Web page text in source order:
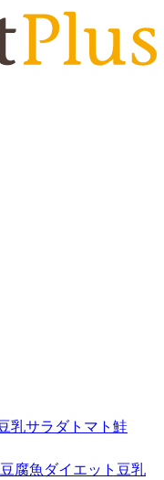
乳サラダトマト 鮭
豆腐魚ダイエット 豆乳